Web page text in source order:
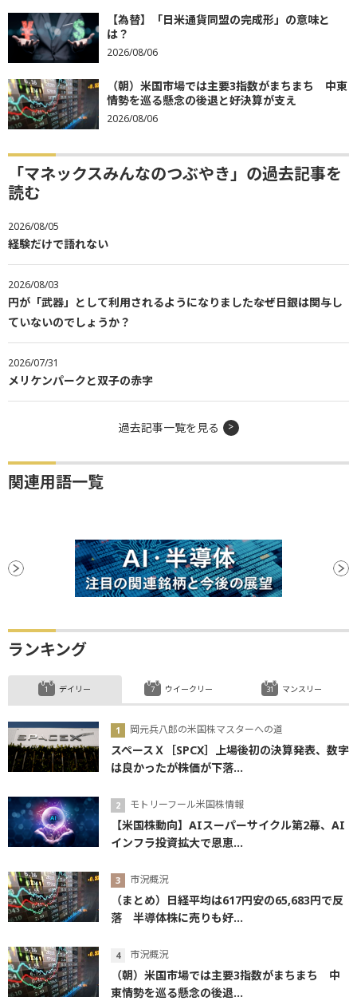
【為替】「日米通貨同盟の完成形」の意味と
は？
2026/08/06
（朝）米国市場では主要3指数がまちまち 中東
情勢を巡る懸念の後退と好決算が支え
2026/08/06
「マネックスみんなのつぶやき」の過去記事を
読む
2026/08/05
経験だけで語れない
2026/08/03
円が「武器」として利用されるようになりました――なぜ日銀は関与し
ていないのでしょうか？
2026/07/31
メリケンパークと双子の赤字
過去記事一覧を見る
関連用語一覧
ランキング
デイリー
岡元兵八郎の米国株マスターへの道
スペースＸ［SPCX］上場後初の決算発表、数字
は良かったが株価が下落...
モトリーフール米国株情報
【米国株動向】AIスーパーサイクル第2幕、AI
インフラ投資拡大で恩恵...
市況概況
（まとめ）日経平均は617円安の65,683円で反
落 半導体株に売りも好...
市況概況
（朝）米国市場では主要3指数がまちまち 中
東情勢を巡る懸念の後退...
ウイークリー マンスリー